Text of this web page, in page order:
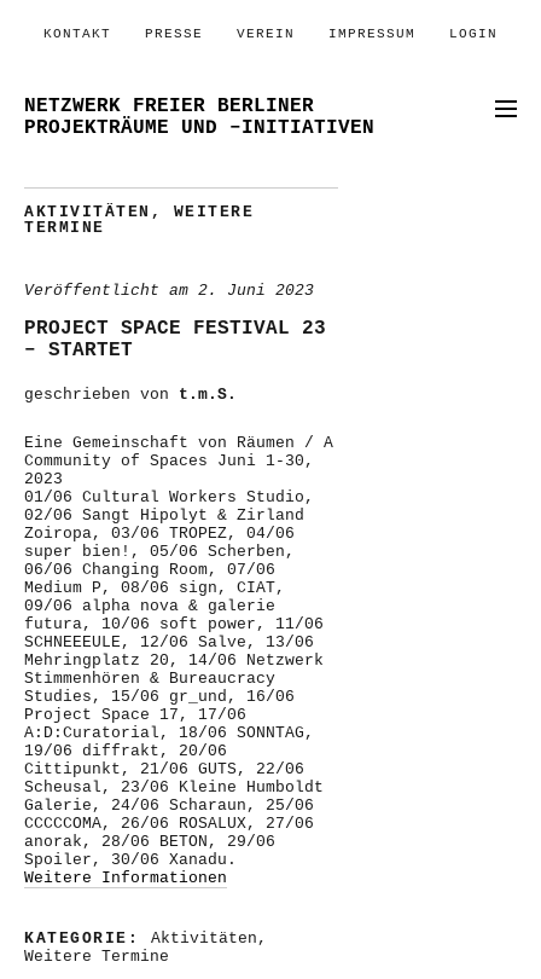
KONTAKT PRESSE VEREIN IMPRESSUM LOGIN
NETZWERK FREIER BERLINER
PROJEKTRÄUME UND –INITIATIVEN
AKTIVITÄTEN , WEITERE
TERMINE
Veröffentlicht am 2. Juni 2023
PROJECT SPACE FESTIVAL 23
– STARTET
geschrieben von t.m.S.
Eine Gemeinschaft von Räumen / A
Community of Spaces Juni 1-30,
2023
01/06 Cultural Workers Studio,
02/06 Sangt Hipolyt & Zirland
Zoiropa, 03/06 TROPEZ, 04/06
super bien!, 05/06 Scherben,
06/06 Changing Room, 07/06
Medium P, 08/06 sign, CIAT,
09/06 alpha nova & galerie
futura, 10/06 soft power, 11/06
SCHNEEEULE, 12/06 Salve, 13/06
Mehringplatz 20, 14/06 Netzwerk
Stimmenhören & Bureaucracy
Studies, 15/06 gr_und, 16/06
Project Space 17, 17/06
A:D:Curatorial, 18/06 SONNTAG,
19/06 diffrakt, 20/06
Cittipunkt, 21/06 GUTS, 22/06
Scheusal, 23/06 Kleine Humboldt
Galerie, 24/06 Scharaun, 25/06
CCCCCOMA, 26/06 ROSALUX, 27/06
anorak, 28/06 BETON, 29/06
Spoiler, 30/06 Xanadu.
Weitere Informationen
KATEGORIE: Aktivitäten ,
Weitere Termine